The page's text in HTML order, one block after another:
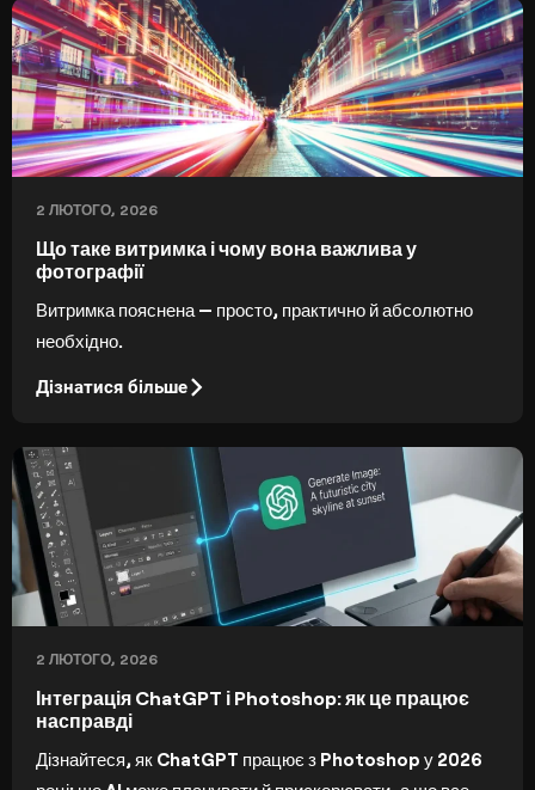
2 ЛЮТОГО, 2026
Що таке витримка і чому вона важлива у
фотографії
Витримка пояснена — просто, практично й абсолютно
необхідно.
Дізнатися більше
2 ЛЮТОГО, 2026
Інтеграція ChatGPT і Photoshop: як це працює
насправді
Дізнайтеся, як ChatGPT працює з Photoshop у 2026